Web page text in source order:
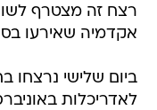
רצח זה מצטרף
אקדמיה שאירעו
ביום שלישי נרצחו
לאדריכלות